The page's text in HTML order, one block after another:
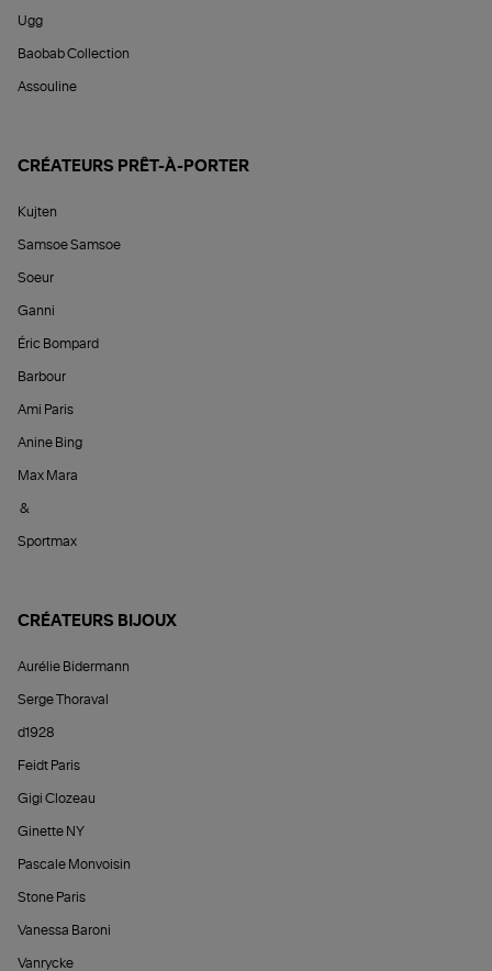
Ugg
Baobab Collection
Assouline
CRÉATEURS PRÊT-À-PORTER
Kujten
Samsoe Samsoe
Soeur
Ganni
Éric Bompard
Barbour
Ami Paris
Anine Bing
Max Mara
&
Sportmax
CRÉATEURS BIJOUX
Aurélie Bidermann
Serge Thoraval
d1928
Feidt Paris
Gigi Clozeau
Ginette NY
Pascale Monvoisin
Stone Paris
Vanessa Baroni
Vanrycke